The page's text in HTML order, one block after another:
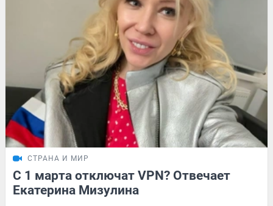
СТРАНА И МИР
С 1 марта отключат VPN? Отвечает
Екатерина Мизулина